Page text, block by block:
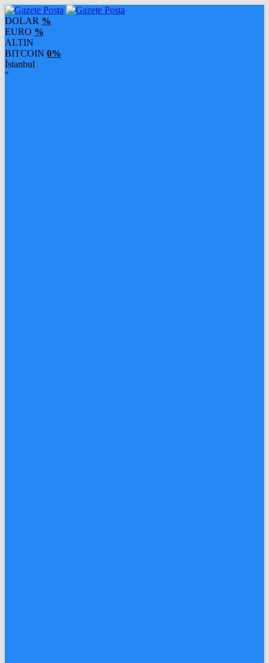
DOLAR %
EURO %
ALTIN
BITCOIN 0%
İstanbul
°